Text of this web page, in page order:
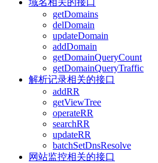
域名相关的接口
getDomains
delDomain
updateDomain
addDomain
getDomainQueryCount
getDomainQueryTraffic
解析记录相关的接口
addRR
getViewTree
operateRR
searchRR
updateRR
batchSetDnsResolve
网站监控相关的接口